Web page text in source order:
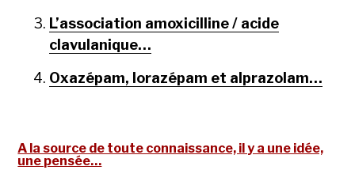
L’association amoxicilline / acide
clavulanique…
Oxazépam, lorazépam et alprazolam…
A la source de toute connaissance, il y a une idée,
une pensée…